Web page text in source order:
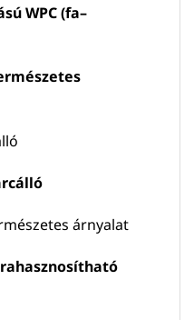
WPC (fa–
árnyalat